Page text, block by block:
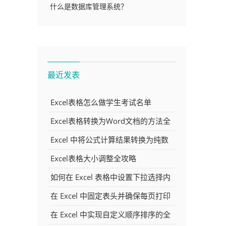
什么是数据库管理系统？
最近发表
Excel表格怎么做学生考试名单
Excel表格转换为Word文档的方法全
解析
Excel 中将公式计算结果转换为纯数
字的多种方法
Excel表格大小调整全攻略
如何在 Excel 表格中设置下拉选择内
容
在 Excel 中固定表头并确保每页打印
时都显示表头的方法详解
在 Excel 中实现自定义顺序排序的全